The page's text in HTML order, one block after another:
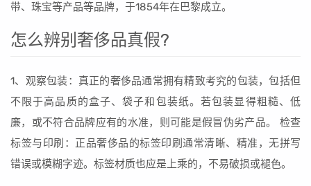
带、珠宝等产品等品牌，于1854年在巴黎成立。
怎么辨别奢侈品真假?
1、观察包装：真正的奢侈品通常拥有精致考究的包装，包括但
不限于高品质的盒子、袋子和包装纸。若包装显得粗糙、低
廉，或不符合品牌应有的水准，则可能是假冒伪劣产品。 检查
标签与印刷：正品奢侈品的标签印刷通常清晰、精准，无拼写
错误或模糊字迹。标签材质也应是上乘的，不易破损或褪色。